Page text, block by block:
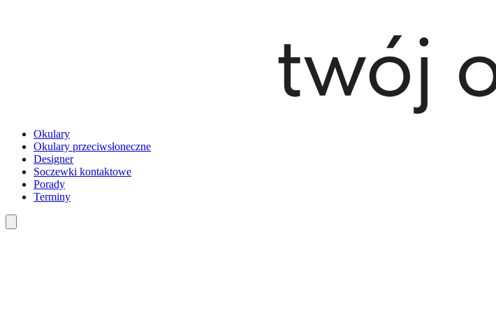
Okulary
Okulary przeciwsłoneczne
Designer
Soczewki kontaktowe
Porady
Terminy